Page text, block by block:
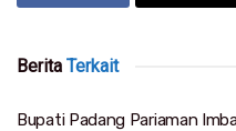
Berita Terkait
Bupati Padang Pariaman